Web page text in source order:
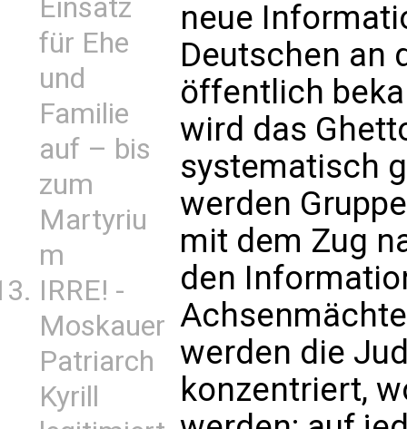
Einsatz
für Ehe
und
Familie
auf – bis
zum
Martyriu
m
IRRE! -
Moskauer
Patriarch
Kyrill
neue
Deutschen an
öffentlich
wird das
systematisch
werden
mit dem Zug
den
werden die
konzentriert,